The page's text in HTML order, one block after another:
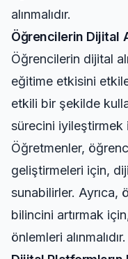
alınmalıdır.
Öğrencilerin Dijital
Öğrencilerin dijital
eğitime etkisini
etkili bir şekilde
sürecini iyileştirmek
Öğretmenler,
geliştirmeleri için,
sunabilirler. Ayrıca,
bilincini artırmak
önlemleri alınmalıdır.